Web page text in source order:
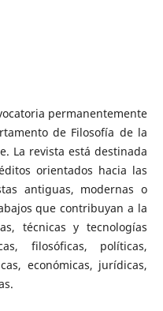
permanentemente
de Filosofía de la
La revista está destinada
orientados hacia las
antiguas, modernas o
que contribuyan a la
técnicas y tecnologías
filosóficas, políticas,
económicas, jurídicas,